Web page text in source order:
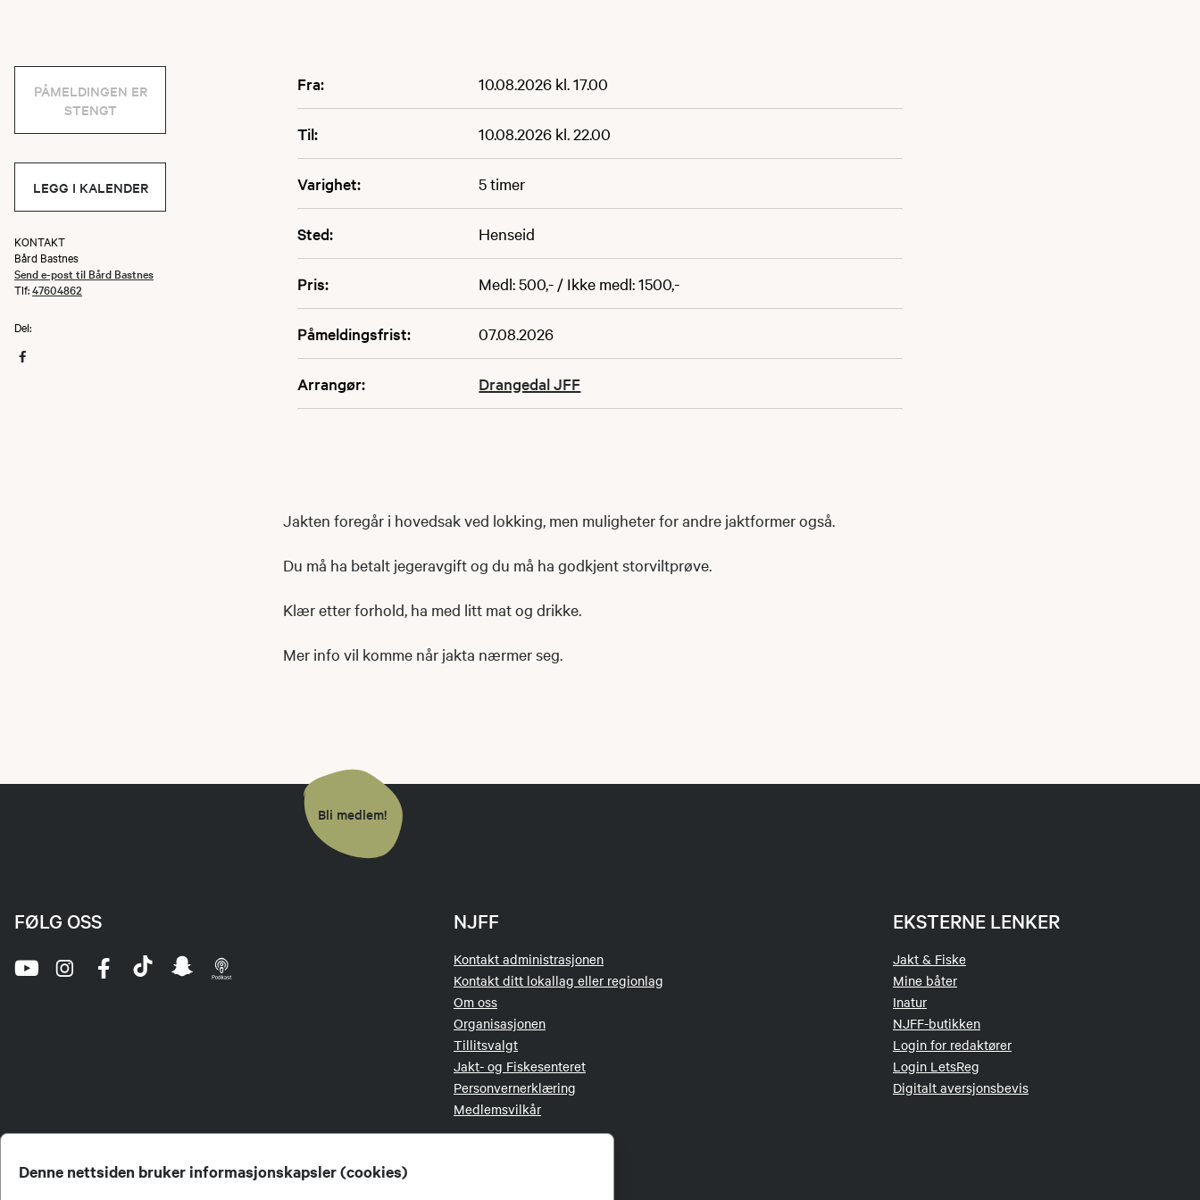
Denne nettsiden bruker informasjonskapsler (cookies)
Fra: 10.08.2026 kl. 17.00
Til: 10.08.2026 kl. 22.00
Varighet: 5 timer
Sted: Henseid
Pris: Medl: 500,- / Ikke medl: 1500,-
Påmeldingsfrist: 07.08.2026
Arrangør: Drangedal JFF
PÅMELDINGEN ER
STENGT
LEGG I KALENDER
KONTAKT
Bård Bastnes
Send e-post til Bård Bastnes
Tlf:47604862
Del:
Jakten foregår i hovedsak ved lokking, men muligheter for andre jaktformer også.
Du må ha betalt jegeravgift og du må ha godkjent storviltprøve.
Klær etter forhold, ha med litt mat og drikke.
Mer info vil komme når jakta nærmer seg.
Bli medlem!
NJFF
Kontakt administrasjonen
Kontakt ditt lokallag eller regionlag
Om oss
Organisasjonen
Tillitsvalgt
Jakt- og Fiskesenteret
Personvernerklæring
Medlemsvilkår
EKSTERNE LENKER
Jakt & Fiske
Mine båter
Inatur
NJFF-butikken
Login for redaktører
Login LetsReg
Digitalt aversjonsbevis
FØLG OSS